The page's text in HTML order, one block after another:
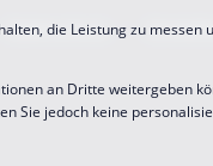
Datenschutz
die Leistung zu messen
an Dritte weitergeben
Sie jedoch keine